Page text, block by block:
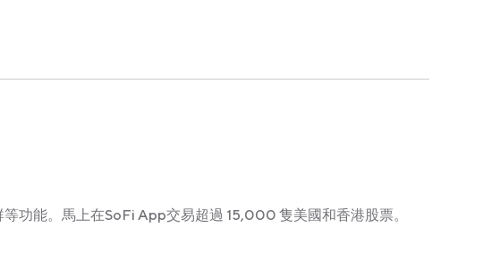
功能。馬上在SoFi App交易超過 15,000 隻美國和香港股票。